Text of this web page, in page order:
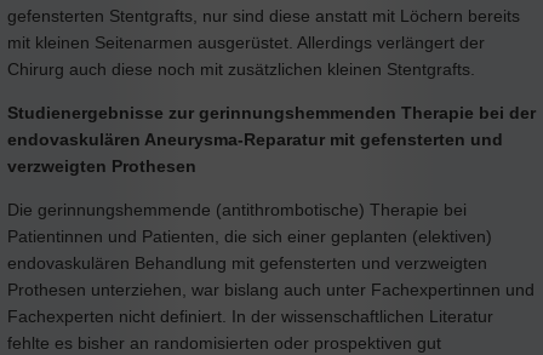
gefensterten Stentgrafts, nur sind diese anstatt mit Löchern bereits
mit kleinen Seitenarmen ausgerüstet. Allerdings verlängert der
Chirurg auch diese noch mit zusätzlichen kleinen Stentgrafts.
Studienergebnisse zur gerinnungshemmenden Therapie bei der
endovaskulären Aneurysma-Reparatur mit gefensterten und
verzweigten Prothesen
Die gerinnungshemmende (antithrombotische) Therapie bei
Patientinnen und Patienten, die sich einer geplanten (elektiven)
endovaskulären Behandlung mit gefensterten und verzweigten
Prothesen unterziehen, war bislang auch unter Fachexpertinnen und
Fachexperten nicht definiert. In der wissenschaftlichen Literatur
fehlte es bisher an randomisierten oder prospektiven gut